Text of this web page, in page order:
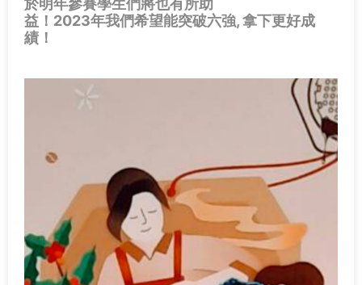
於明年參賽學生們將也有所助
益！2023年我們希望能突破六強, 拿下更好成
績！